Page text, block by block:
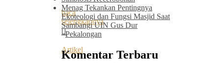
baca
selengkapnya
Artikel
Menag Tekankan Pentingnya
Ekoteologi dan Fungsi Masjid Saat
Sambangi UIN Gus Dur
Pekalongan
Komentar Terbaru